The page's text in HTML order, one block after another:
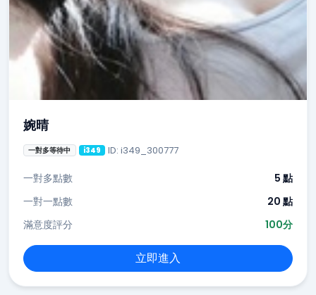
婉晴
一對多等待中 i349 ID: i349_300777
一對多點數
5 點
一對一點數
20 點
滿意度評分
100分
立即進入